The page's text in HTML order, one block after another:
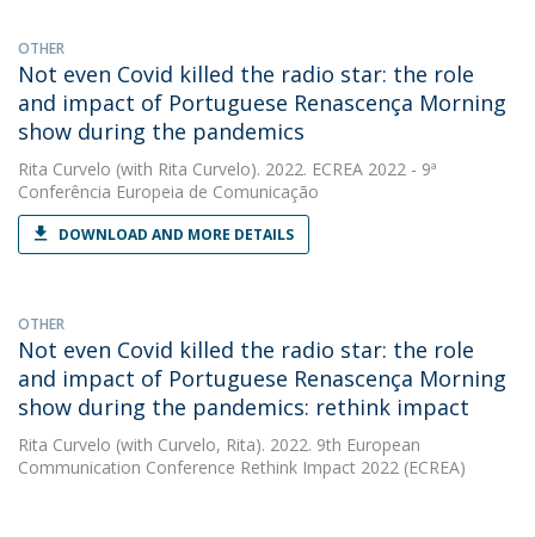
OTHER
Not even Covid killed the radio star: the role
and impact of Portuguese Renascença Morning
show during the pandemics
Rita Curvelo (with Rita Curvelo). 2022. ECREA 2022 - 9ª
Conferência Europeia de Comunicação
DOWNLOAD AND MORE DETAILS
OTHER
Not even Covid killed the radio star: the role
and impact of Portuguese Renascença Morning
show during the pandemics: rethink impact
Rita Curvelo (with Curvelo, Rita). 2022. 9th European
Communication Conference Rethink Impact 2022 (ECREA)